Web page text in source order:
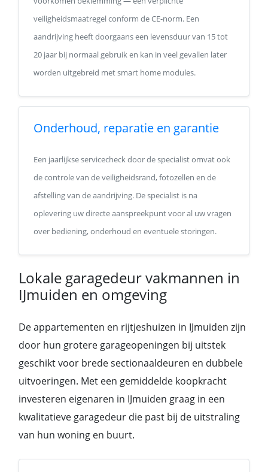
veiligheidsmaatregel conform de CE-norm. Een
aandrijving heeft doorgaans een levensduur van 15 tot
20 jaar bij normaal gebruik en kan in veel gevallen later
worden uitgebreid met smart home modules.
Onderhoud, reparatie en garantie
Een jaarlijkse servicecheck door de specialist omvat ook
de controle van de veiligheidsrand, fotozellen en de
afstelling van de aandrijving. De specialist is na
oplevering uw directe aanspreekpunt voor al uw vragen
over bediening, onderhoud en eventuele storingen.
Lokale garagedeur vakmannen in
IJmuiden en omgeving
De appartementen en rijtjeshuizen in IJmuiden zijn
door hun grotere garageopeningen bij uitstek
geschikt voor brede sectionaaldeuren en dubbele
uitvoeringen. Met een gemiddelde koopkracht
investeren eigenaren in IJmuiden graag in een
kwalitatieve garagedeur die past bij de uitstraling
van hun woning en buurt.